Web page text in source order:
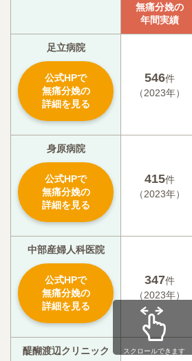
無痛分娩の
年間実績
足立病院
公式HPで
無痛分娩の
詳細を見る
546件
（2023年）
身原病院
公式HPで
無痛分娩の
詳細を見る
415件
（2023年）
中部産婦人科医院
公式HPで
無痛分娩の
詳細を見る
347件
（2023年）
醍醐渡辺クリニック スクロールできます